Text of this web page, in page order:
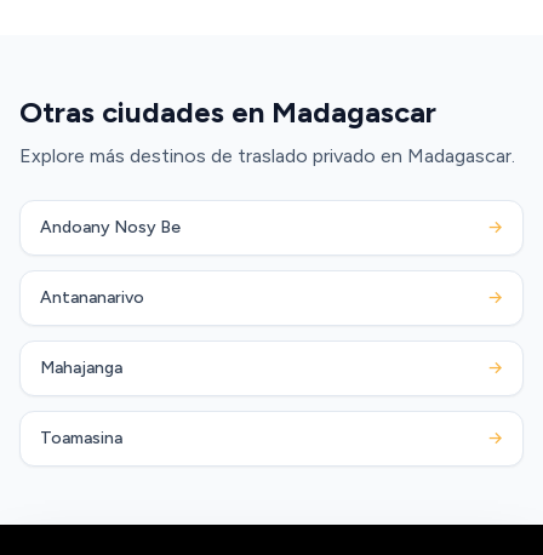
Otras ciudades en Madagascar
Explore más destinos de traslado privado en Madagascar.
Andoany Nosy Be →
Antananarivo →
Mahajanga →
Toamasina →